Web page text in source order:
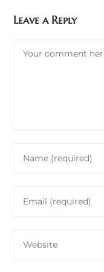
Leave a Reply
your
comment
your
address
your